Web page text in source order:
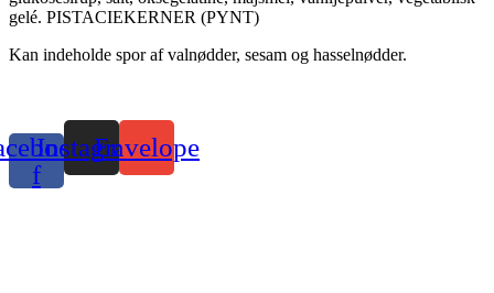
gelé. PISTACIEKERNER (PYNT)
Kan indeholde spor af valnødder, sesam og hasselnødder.
f
InstagramEnvelope